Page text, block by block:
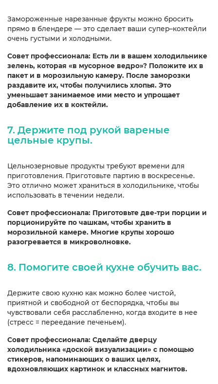
Замороженные нарезанные фрукты можно бросить
прямо в блендере — это сделает ваши супер–коктейли
очень густыми и холодными.
Совет профессионала: Есть ли в вашем холодильнике
зелень, которая «в мусорное ведро»? Положите их в
пакет и в морозильную камеру. После заморозки
раздавите их, чтобы получились хлопья. Это
уменьшает занимаемое ими место и упрощает
добавление их в коктейли.
7. Держите под рукой вареные
цельные крупы.
Цельнозерновые продукты требуют времени для
приготовления. Приготовьте партию в воскресенье.
Это отлично может храниться в холодильнике, чтобы
использовать в течении недели.
Совет профессионала: Приготовьте две-три порции и
порционируйте по чашкам, чтобы хранить в
морозильной камере. Многие крупы хорошо
разогревается в микроволновке.
8. Помогите своей кухне обучить вас.
Держите свою кухню как можно более чистой,
приятной и свободной от беспорядка, чтобы вы
чувствовали себя расслабленно, когда входите в нее
(стресс = переедание печеньем).
Совет профессионала: Сделайте дверцу
холодильника «доской визуализации» с помощью
стикеров, напоминающих о ваших целях,
вдохновляющих картинок и классных магнитов.